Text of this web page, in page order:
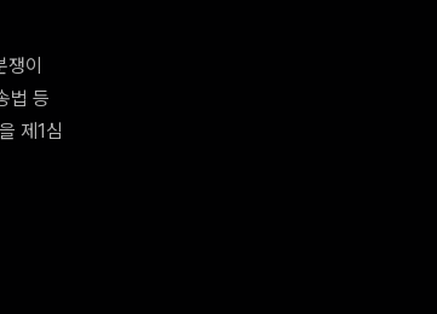
이
법 등
제1심